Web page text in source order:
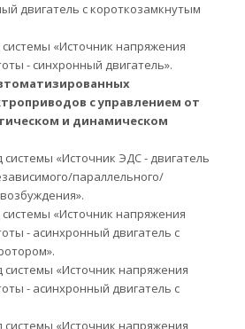
двигатель с короткозамкнутым
«Источник напряжения
- синхронный двигатель».
с управлением от
и динамическом
«Источник ЭДС - двигатель
параллельного/
«Источник напряжения
- асинхронный двигатель с
системы «Источник напряжения
- асинхронный двигатель с
системы «Источник напряжения